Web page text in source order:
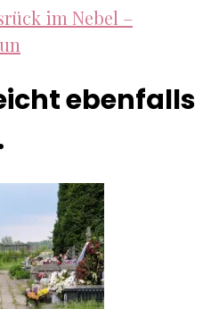
im Nebel –
ebenfalls